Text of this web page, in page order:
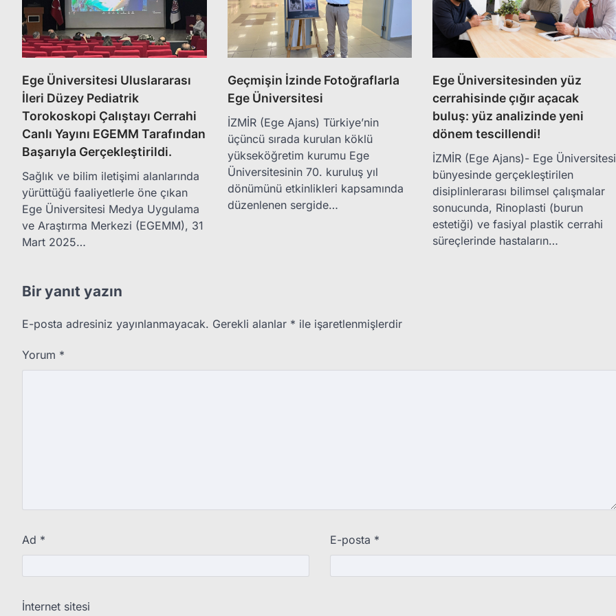
Ege Üniversitesi Uluslararası
İleri Düzey Pediatrik
Torokoskopi Çalıştayı Cerrahi
Canlı Yayını EGEMM Tarafından
Başarıyla Gerçekleştirildi.
Sağlık ve bilim iletişimi alanlarında
yürüttüğü faaliyetlerle öne çıkan
Ege Üniversitesi Medya Uygulama
ve Araştırma Merkezi (EGEMM), 31
Mart 2025…
Geçmişin İzinde Fotoğraflarla
Ege Üniversitesi
İZMİR (Ege Ajans) Türkiye’nin
üçüncü sırada kurulan köklü
yükseköğretim kurumu Ege
Üniversitesinin 70. kuruluş yıl
dönümünü etkinlikleri kapsamında
düzenlenen sergide…
Ege Üniversitesinden yüz
cerrahisinde çığır açacak
buluş: yüz analizinde yeni
dönem tescillendi!
İZMİR (Ege Ajans)- Ege Üniversitesi
bünyesinde gerçekleştirilen
disiplinlerarası bilimsel çalışmalar
sonucunda, Rinoplasti (burun
estetiği) ve fasiyal plastik cerrahi
süreçlerinde hastaların…
Bir yanıt yazın
E-posta adresiniz yayınlanmayacak. Gerekli alanlar * ile işaretlenmişlerdir
Yorum *
Ad * E-posta *
İnternet sitesi